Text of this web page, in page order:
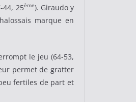
44, 25ème). Giraudo y
marque en
le jeu (64-53,
permet de gratter
fertiles de part et